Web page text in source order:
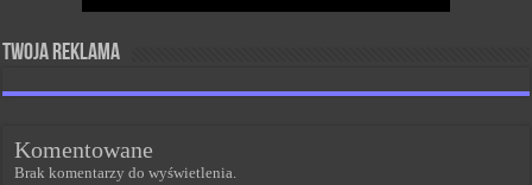
Twoja reklama
Komentowane
Brak komentarzy do wyświetlenia.